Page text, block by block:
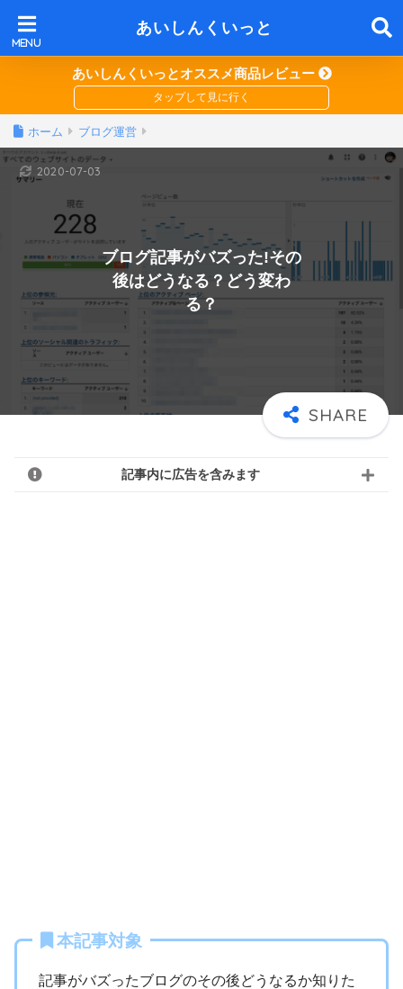
あいしんくいっと
あいしんくいっとオススメ商品レビュー
ホーム ブログ運営
ブログ記事がバズった!その
後はどうなる？どう変わ
る？
2020-07-03
記事内に広告を含みます
本記事対象
記事がバズったブログのその後どうなるか知りた